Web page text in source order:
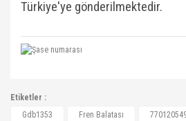
Türkiye'ye gönderilmektedir.
BRXAA0155, BRXAA0263,
Etiketler :
Gdb1353
Fren Balatası